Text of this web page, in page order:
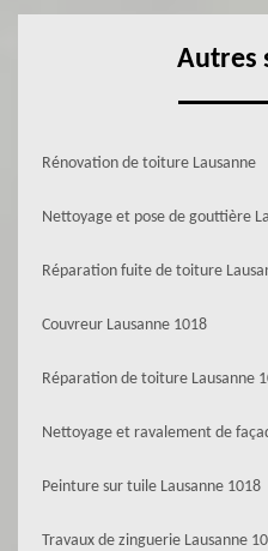
Autres
Rénovation de toiture Lausanne
Nettoyage et pose de gouttière
Réparation fuite de toiture
Couvreur Lausanne 1018
Réparation de toiture Lausanne
Nettoyage et ravalement de
Peinture sur tuile Lausanne 1018
Travaux de zinguerie Lausanne